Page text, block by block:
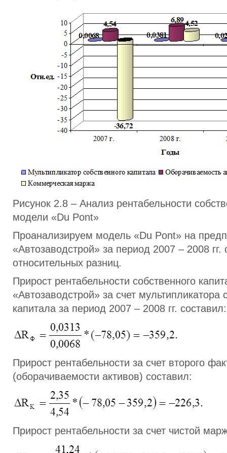
Рисунок 2.8 – Анализ рентабельности
модели «Du Pont»
Проанализируем модель «Du Pont» на
«Автозаводстрой» за период 2007 – 2008
относительных разниц.
Прирост рентабельности собственного
«Автозаводстрой» за счет мультипликатора
капитала за период 2007 – 2008 гг. составил:
Прирост рентабельности за счет второго
(оборачиваемости активов) составил:
Прирост рентабельности за счет чистой